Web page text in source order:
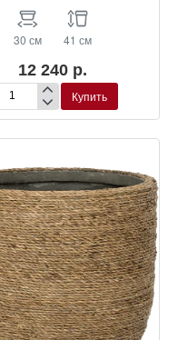
30 см 41 см
12 240 р.
Купить